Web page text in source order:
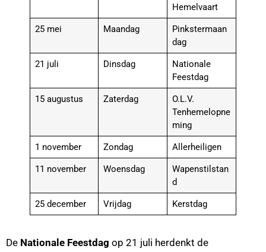
Hemelvaart
25 mei Maandag
Pinkstermaan
dag
21 juli Dinsdag
Nationale
Feestdag
15 augustus Zaterdag
O.L.V.
Tenhemelopne
ming
1 november Zondag Allerheiligen
11 november Woensdag
Wapenstilstan
d
25 december Vrijdag Kerstdag
De Nationale Feestdag op 21 juli herdenkt de